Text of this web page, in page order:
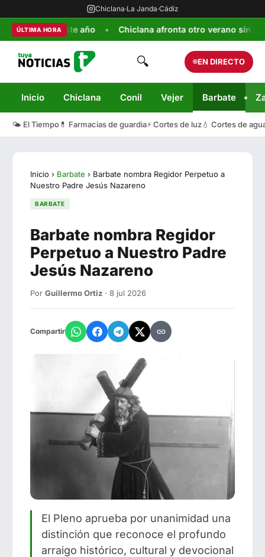
Chiclana·La Janda·Cádiz
ÚLTIMA HORA
este año Chiclana afronta otro verano sin una
🔍 EN DIRECTO
Inicio Chiclana Conil Vejer Barbate
🌤️ El Tiempo 💊 Farmacias de guardia⚡ Cortes de luz💧 Cortes de
Inicio › Barbate › Barbate nombra Regidor Perpetuo a
Nuestro Padre Jesús Nazareno
BARBATE
Barbate nombra Regidor
Perpetuo a Nuestro Padre
Jesús Nazareno
Por Guillermo Ortiz · 8 jul 2026
Compartir
El Pleno aprueba por unanimidad una
distinción que reconoce el profundo
arraigo histórico, cultural y devocional